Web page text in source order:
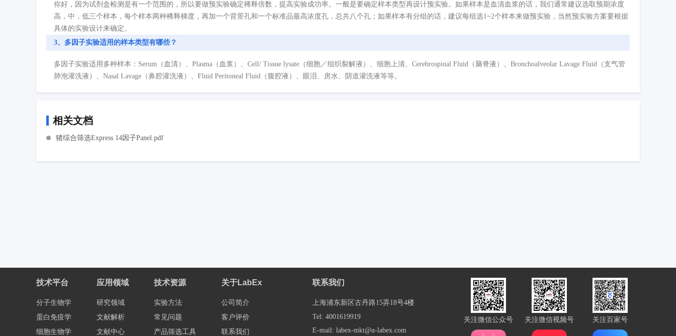
你好，因为试剂盒检测是有一个范围的，所以要做预实验确定稀释倍数，提高实验成功率。一般是要确定样本类型再设计预实验。如果样本是血清血浆的话，我们通常建议选取预期浓度
高，中，低三个样本，每个样本两种稀释梯度，再加一个背景孔和一个标准品最高浓度孔，总共八个孔；如果样本有分组的话，建议每组选1~2个样本来做预实验，当然预实验方案要根据
具体的实验设计来确定。
3、多因子实验适用的样本类型有哪些？
多因子实验适用多种样本：Serum（血清）、Plasma（血浆）、Cell/ Tissue lysate（细胞／组织裂解液）、细胞上清、Cerebrospinal Fluid（脑脊液）、Bronchoalveolar Lavage Fluid（支气管
肺泡灌洗液）、Nasal Lavage（鼻腔灌洗液）、Fluid Peritoneal Fluid（腹腔液）、眼泪、房水、阴道灌洗液等等。
相关文档
猪综合筛选Express 14因子Panel.pdf
技术平台
分子生物学
蛋白免疫学
细胞生物学
应用领域
研究领域
文献解析
文献中心
技术资源
实验方法
常见问题
产品筛选工具
关于LabEx
公司简介
客户评价
联系我们
联系我们
上海浦东新区古丹路15弄18号4楼
Tel: 4001619919
E-mail: labex-mkt@u-labex.com
关注微信公众号 关注微信视频号 关注百家号